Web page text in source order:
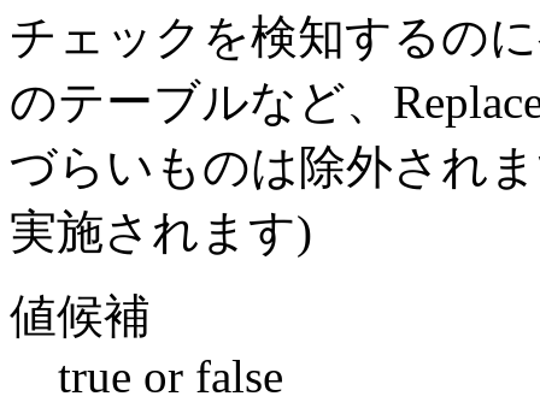
チェックを検知するの
のテーブルなど、
づらいものは除外され
実施されます)
値候補
true or false